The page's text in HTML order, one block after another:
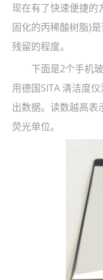
现在有了快速便捷的
固化的丙稀酸树脂)
残留的程度。
下面是2个手机玻
用德国SITA 清洁度
出数据。读数越高表
荧光单位。